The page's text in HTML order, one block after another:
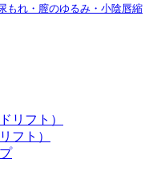
尿もれ・膣のゆるみ・小陰唇縮
リフト）
フト）